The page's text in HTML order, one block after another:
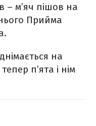
– м’яч пішов на
Прийма
на
п’ята і нім